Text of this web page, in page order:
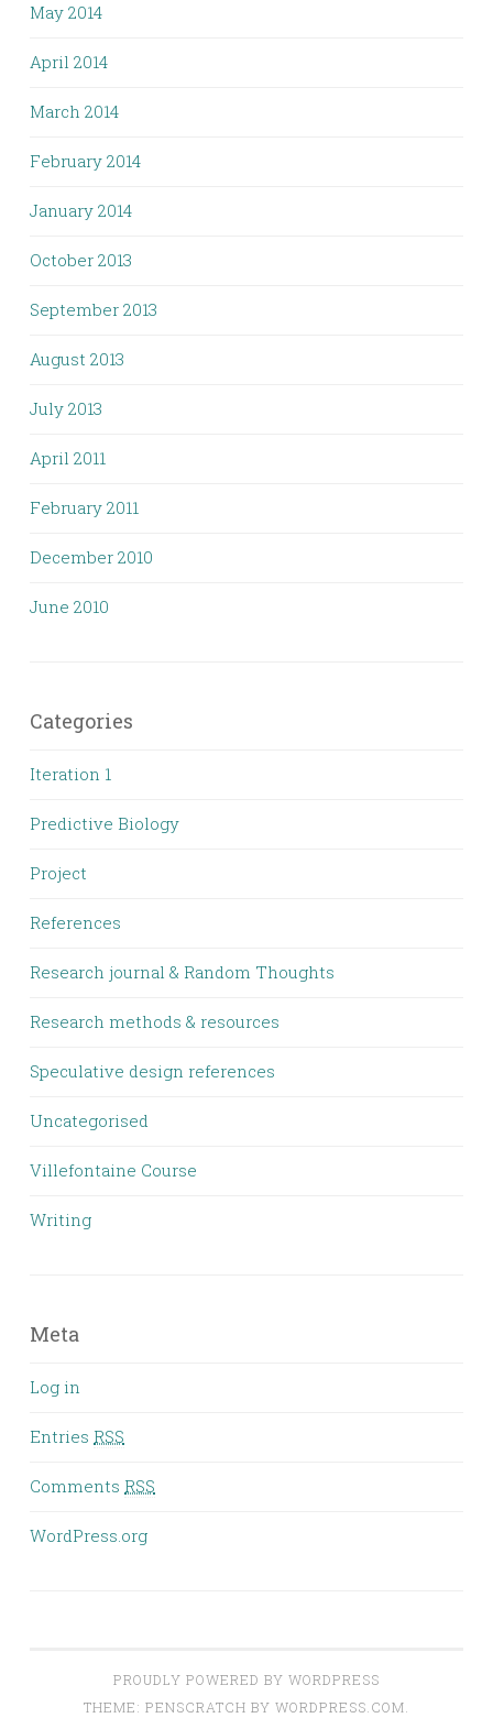
May 2014
April 2014
March 2014
February 2014
January 2014
October 2013
September 2013
August 2013
July 2013
April 2011
February 2011
December 2010
June 2010
Categories
Iteration 1
Predictive Biology
Project
References
Research journal & Random Thoughts
Research methods & resources
Speculative design references
Uncategorised
Villefontaine Course
Writing
Meta
Log in
Entries RSS
Comments RSS
WordPress.org
PROUDLY POWERED BY WORDPRESS
THEME: PENSCRATCH BY WORDPRESS.COM